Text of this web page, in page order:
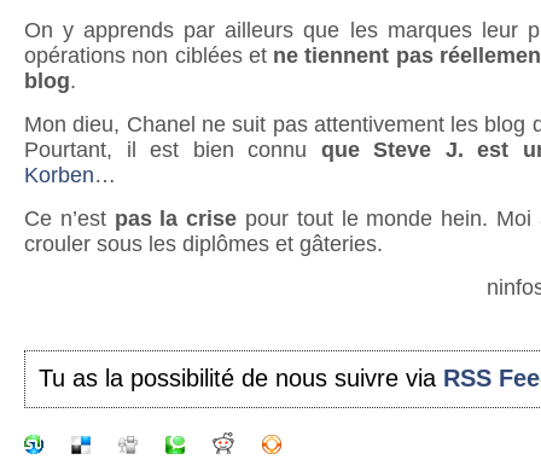
On y apprends par ailleurs que les marques leur
opérations non ciblées et ne tiennent pas
blog.
Mon dieu, Chanel ne suit pas attentivement les blog
Pourtant, il est bien connu que Steve J. est
Korben…
Ce n’est pas la crise pour tout le monde hein. Moi
crouler sous les diplômes et gâteries.
Tu as la possibilité de nous suivre via RSS